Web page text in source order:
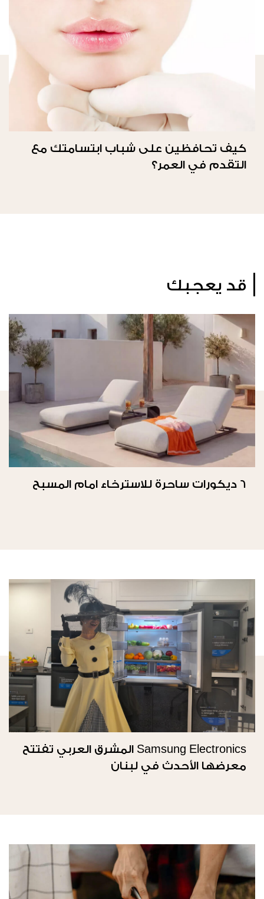
كيف تحافظين على شباب ابتسامتك مع
التقدم في العمر؟
قد يعجبك
6 ديكورات ساحرة للاسترخاء امام المسبح
Samsung Electronics المشرق العربي تفتتح
معرضها الأحدث في لبنان